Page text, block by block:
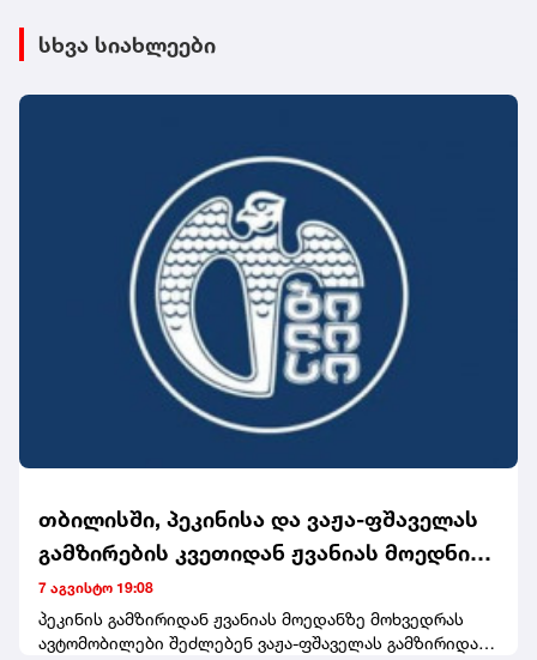
სხვა სიახლეები
თბილისში, პეკინისა და ვაჟა-ფშაველას
გამზირების კვეთიდან ჟვანიას მოედნის
მიმართულებით მოძრაობა დროებით
შეიზღუდება
7 აგვისტო 19:08
პეკინის გამზირიდან ჟვანიას მოედანზე მოხვედრას
ავტომობილები შეძლებენ ვაჟა-ფშაველას გამზირიდან